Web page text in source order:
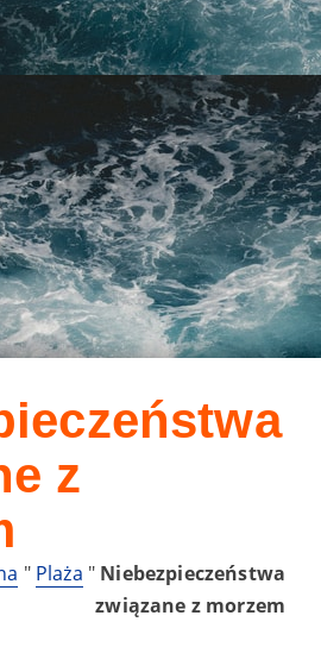
z
" Plaża " Niebezpieczeństwa
związane z morzem